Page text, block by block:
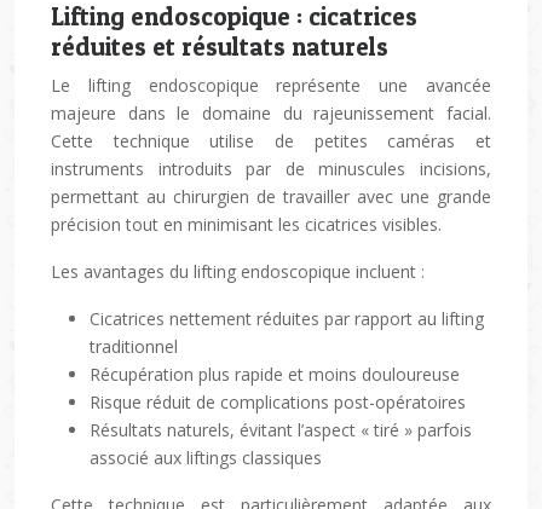
Lifting endoscopique : cicatrices
réduites et résultats naturels
Le lifting endoscopique représente une avancée
majeure dans le domaine du rajeunissement facial.
Cette technique utilise de petites caméras et
instruments introduits par de minuscules incisions,
permettant au chirurgien de travailler avec une grande
précision tout en minimisant les cicatrices visibles.
Les avantages du lifting endoscopique incluent :
Cicatrices nettement réduites par rapport au lifting
traditionnel
Récupération plus rapide et moins douloureuse
Risque réduit de complications post-opératoires
Résultats naturels, évitant l’aspect « tiré » parfois
associé aux liftings classiques